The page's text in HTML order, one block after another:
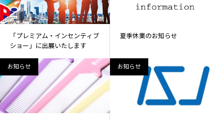
「プレミアム・インセンティブ
ショー」に出展いたします
夏季休業のお知らせ
お知らせ お知らせ